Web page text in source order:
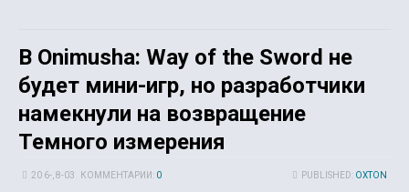
В Onimusha: Way of the Sword не
будет мини-игр, но разработчики
намекнули на возвращение
Темного измерения
PUBLISHED: OXTON
20 6-, 8-03 КОММЕНТАРИИ: 0